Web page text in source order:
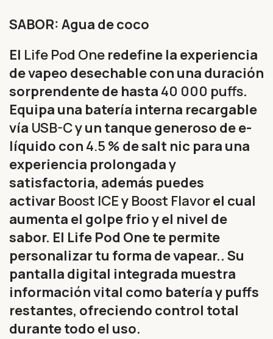
SABOR: Agua de coco
El Life Pod One redefine la experiencia
de vapeo desechable con una duración
sorprendente de hasta 40 000 puffs.
Equipa una batería interna recargable
vía USB-Cy un tanque generoso de e-
líquido con 4.5 % de salt nic para una
experiencia prolongada y
satisfactoria, además puedes
activar Boost ICEy Boost Flavorel cual
aumenta el golpe frio y el nivel de
sabor. El Life Pod One te permite
personalizar tu forma de vapear.. Su
pantalla digital integrada muestra
información vital como batería y puffs
restantes, ofreciendo control total
durante todo el uso.